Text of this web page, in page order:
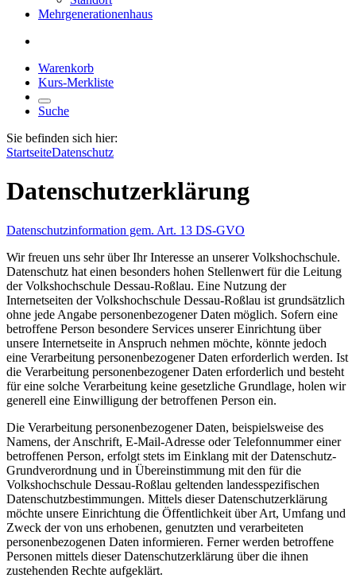
Mehrgenerationenhaus
Warenkorb
Kurs-Merkliste
Suche
Sie befinden sich hier:
StartseiteDatenschutz
Datenschutzerklärung
Datenschutzinformation gem. Art. 13 DS-GVO
Wir freuen uns sehr über Ihr Interesse an unserer Volkshochschule.
Datenschutz hat einen besonders hohen Stellenwert für die Leitung
der Volkshochschule Dessau-Roßlau. Eine Nutzung der
Internetseiten der Volkshochschule Dessau-Roßlau ist grundsätzlich
ohne jede Angabe personenbezogener Daten möglich. Sofern eine
betroffene Person besondere Services unserer Einrichtung über
unsere Internetseite in Anspruch nehmen möchte, könnte jedoch
eine Verarbeitung personenbezogener Daten erforderlich werden. Ist
die Verarbeitung personenbezogener Daten erforderlich und besteht
für eine solche Verarbeitung keine gesetzliche Grundlage, holen wir
generell eine Einwilligung der betroffenen Person ein.
Die Verarbeitung personenbezogener Daten, beispielsweise des
Namens, der Anschrift, E-Mail-Adresse oder Telefonnummer einer
betroffenen Person, erfolgt stets im Einklang mit der Datenschutz-
Grundverordnung und in Übereinstimmung mit den für die
Volkshochschule Dessau-Roßlau geltenden landesspezifischen
Datenschutzbestimmungen. Mittels dieser Datenschutzerklärung
möchte unsere Einrichtung die Öffentlichkeit über Art, Umfang und
Zweck der von uns erhobenen, genutzten und verarbeiteten
personenbezogenen Daten informieren. Ferner werden betroffene
Personen mittels dieser Datenschutzerklärung über die ihnen
zustehenden Rechte aufgeklärt.